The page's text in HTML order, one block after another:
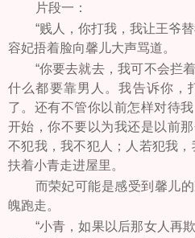
片段一：
“贱人，你打我，我让王爷
容妃捂着脸向馨儿大声骂道。
“你要去就去，我可不会拦
什么都要靠男人。我告诉你，
了。还有不管你以前怎样对待
开始，你不要以为我还是以前
不犯我，我不犯人；人若犯我
扶着小青走进屋里。
而荣妃可能是感受到馨儿
魄跑走。
“小青，如果以后那女人再